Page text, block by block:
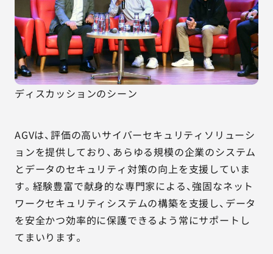
ディスカッションのシーン
AGVは、評価の高いサイバーセキュリティソリューシ
ョンを提供しており、あらゆる規模の企業のシステム
とデータのセキュリティ対策の向上を支援していま
す。経験豊富で献身的な専門家による、強固なネット
ワークセキュリティシステムの構築を支援し、データ
を安全かつ効率的に保護できるよう常にサポートし
てまいります。